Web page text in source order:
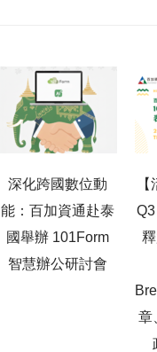
深化跨國數位動
能：百加資通赴泰
國舉辦 101Form
智慧辦公研討會
Q3
章